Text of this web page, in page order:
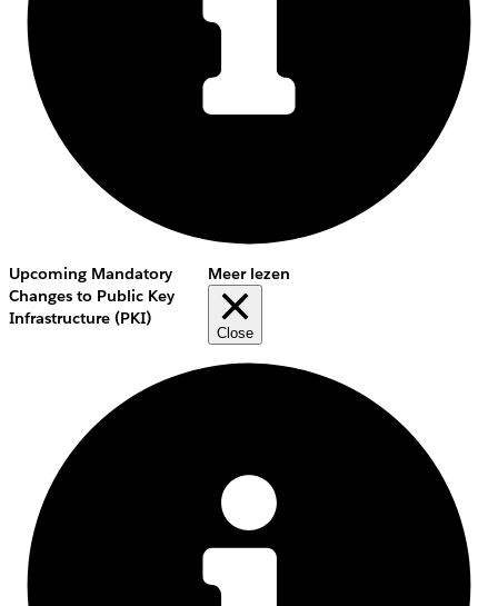
Upcoming Mandatory
Changes to Public Key
Infrastructure (PKI)
Meer lezen
Close